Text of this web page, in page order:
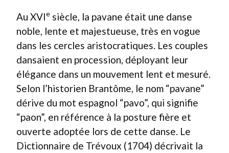
Au XVIe siècle, la pavane était une danse
noble, lente et majestueuse, très en vogue
dans les cercles aristocratiques. Les couples
dansaient en procession, déployant leur
élégance dans un mouvement lent et mesuré.
Selon l’historien Brantôme, le nom “pavane”
dérive du mot espagnol “pavo”, qui signifie
“paon”, en référence à la posture fière et
ouverte adoptée lors de cette danse. Le
Dictionnaire de Trévoux (1704) décrivait la